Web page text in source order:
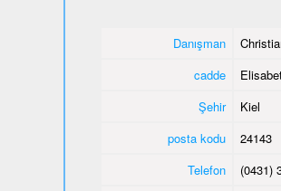
Danışman
cadde
Şehir
Kiel
posta kodu
24143
Telefon
(0431)